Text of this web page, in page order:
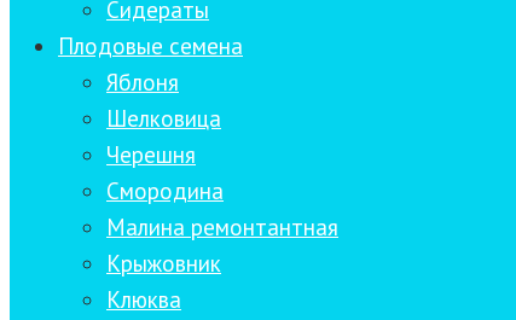
Сидераты
Плодовые семена
Яблоня
Шелковица
Черешня
Смородина
Малина ремонтантная
Крыжовник
Клюква